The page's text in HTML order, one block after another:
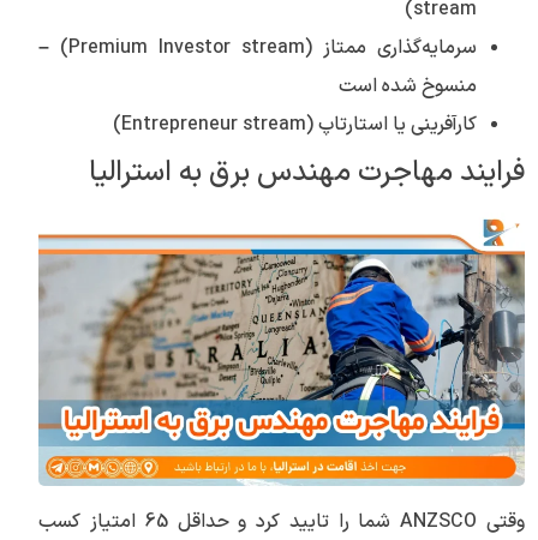
stream)
سرمایه‌گذاری ممتاز (Premium Investor stream) –
منسوخ شده است
کارآفرینی یا استارتاپ (Entrepreneur stream)
فرایند مهاجرت مهندس برق به استرالیا
وقتی ANZSCO شما را تایید کرد و حداقل 65 امتیاز کسب